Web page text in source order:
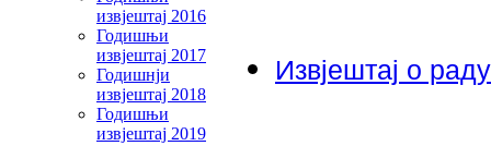
извјештај 2016
Годишњи
извјештај 2017
Годишнји
извјештај 2018
Годишњи
извјештај 2019
Извјештај о